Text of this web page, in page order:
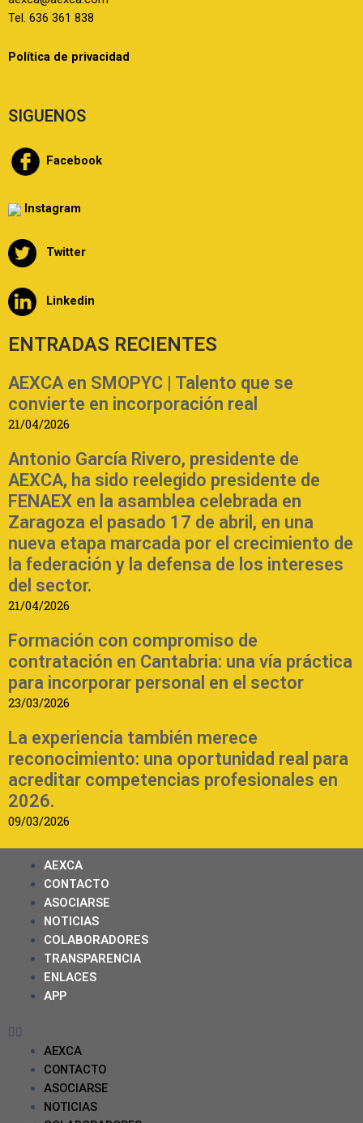
Tel. 636 361 838
Política de privacidad
SIGUENOS
Facebook
Instagram
Twitter
Linkedin
ENTRADAS RECIENTES
AEXCA en SMOPYC | Talento que se
convierte en incorporación real
21/04/2026
Antonio García Rivero, presidente de
AEXCA, ha sido reelegido presidente de
FENAEX en la asamblea celebrada en
Zaragoza el pasado 17 de abril, en una
nueva etapa marcada por el crecimiento de
la federación y la defensa de los intereses
del sector.
21/04/2026
Formación con compromiso de
contratación en Cantabria: una vía práctica
para incorporar personal en el sector
23/03/2026
La experiencia también merece
reconocimiento: una oportunidad real para
acreditar competencias profesionales en
2026.
09/03/2026
AEXCA
CONTACTO
ASOCIARSE
NOTICIAS
COLABORADORES
TRANSPARENCIA
ENLACES
APP
AEXCA
CONTACTO
ASOCIARSE
NOTICIAS